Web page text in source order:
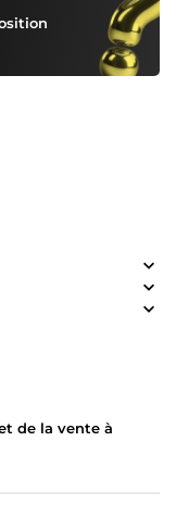
de la vente à